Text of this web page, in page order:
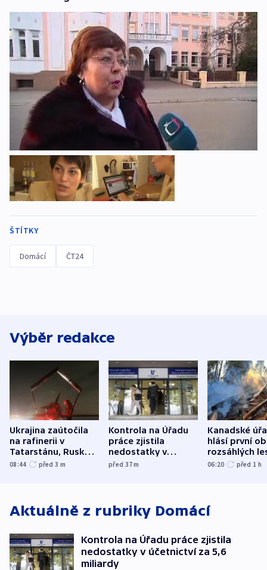
ŠTÍTKY
Domácí ČT24
Výběr redakce
Ukrajina zaútočila
na rafinerii v
Tatarstánu, Rusko
udeřilo na Sumy a
08:44 před 3 m
Kontrola na Úřadu
práce zjistila
nedostatky v
účetnictví za 5,6
před 37m
Kanadské
hlásí první
rozsáhlých
požárů
06:20 před 1 h
Aktuálně z rubriky Domácí
Kontrola na Úřadu práce zjistila
nedostatky v účetnictví za 5,6
miliardy